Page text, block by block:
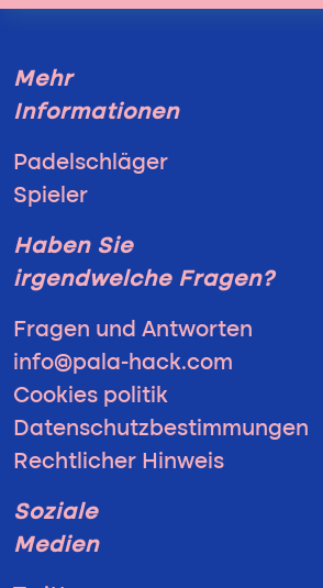
Mehr
Informationen
Padelschläger
Spieler
Haben Sie
irgendwelche Fragen?
Fragen und Antworten
info@pala-hack.com
Cookies politik
Datenschutzbestimmungen
Rechtlicher Hinweis
Soziale
Medien